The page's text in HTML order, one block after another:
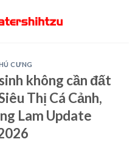
CƯNG
không cần đất
Thị Cá Cảnh,
Lam Update